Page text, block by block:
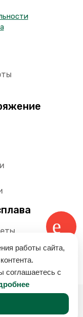
лодки,
работы сайта,
соглашаетесь с